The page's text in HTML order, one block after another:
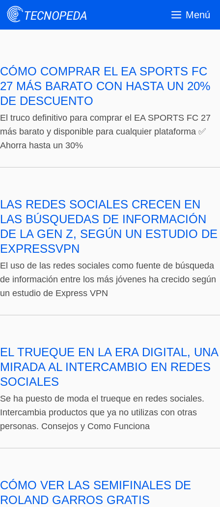
Saltar
Menú
CÓMO COMPRAR EL EA SPORTS FC
27 MÁS BARATO CON HASTA UN 20%
DE DESCUENTO
El truco definitivo para comprar el EA SPORTS FC 27
más barato y disponible para cualquier plataforma ✅
Ahorra hasta un 30%
LAS REDES SOCIALES CRECEN EN
LAS BÚSQUEDAS DE INFORMACIÓN
DE LA GEN Z, SEGÚN UN ESTUDIO DE
EXPRESSVPN
El uso de las redes sociales como fuente de búsqueda
de información entre los más jóvenes ha crecido según
un estudio de Express VPN
EL TRUEQUE EN LA ERA DIGITAL, UNA
MIRADA AL INTERCAMBIO EN REDES
SOCIALES
Se ha puesto de moda el trueque en redes sociales.
Intercambia productos que ya no utilizas con otras
personas. Consejos y Como Funciona
CÓMO VER LAS SEMIFINALES DE
ROLAND GARROS GRATIS